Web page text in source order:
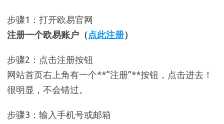
步骤1：打开欧易官网
注册一个欧易账户（ 点此注册）
步骤2：点击注册按钮
网站首页右上角有一个**“注册”**按钮，点击进去！
很明显，不会错过。
步骤3：输入手机号或邮箱